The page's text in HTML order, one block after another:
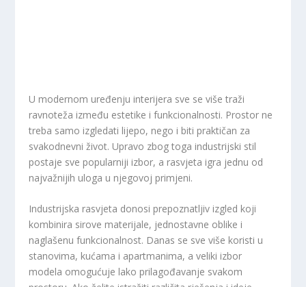
U modernom uređenju interijera sve se više traži
ravnoteža između estetike i funkcionalnosti. Prostor ne
treba samo izgledati lijepo, nego i biti praktičan za
svakodnevni život. Upravo zbog toga industrijski stil
postaje sve popularniji izbor, a rasvjeta igra jednu od
najvažnijih uloga u njegovoj primjeni.
Industrijska rasvjeta donosi prepoznatljiv izgled koji
kombinira sirove materijale, jednostavne oblike i
naglašenu funkcionalnost. Danas se sve više koristi u
stanovima, kućama i apartmanima, a veliki izbor
modela omogućuje lako prilagođavanje svakom